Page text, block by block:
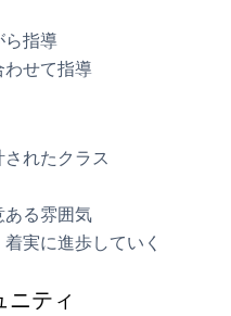
ら指導
わせて指導
れたクラス
ある雰囲気
実に進歩していく
ニティ